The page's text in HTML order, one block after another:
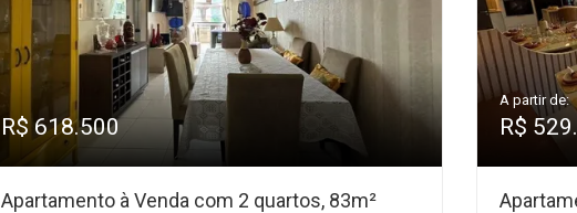
R$ 618.500
Apartamento à Venda com 2 quartos, 83m²
A partir de:
R$